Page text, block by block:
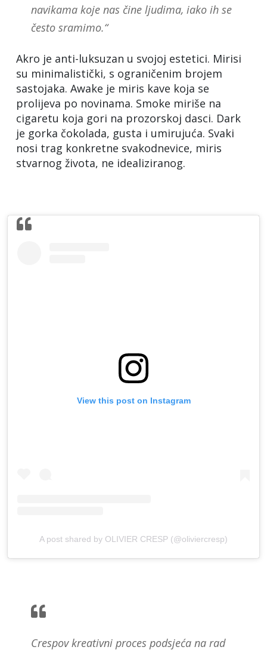
navikama koje nas čine ljudima, iako ih se
često sramimo.“
Akro je anti-luksuzan u svojoj estetici. Mirisi
su minimalistički, s ograničenim brojem
sastojaka. Awake je miris kave koja se
prolijeva po novinama. Smoke miriše na
cigaretu koja gori na prozorskoj dasci. Dark
je gorka čokolada, gusta i umirujuća. Svaki
nosi trag konkretne svakodnevice, miris
stvarnog života, ne idealiziranog.
View this post on Instagram
A post shared by OLIVIER CRESP (@oliviercresp)
Crespov kreativni proces podsjeća na rad